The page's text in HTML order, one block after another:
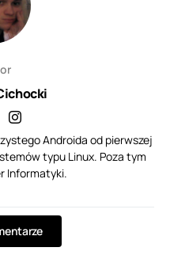
Androida od pierwszej
typu Linux. Poza tym
Informatyki.